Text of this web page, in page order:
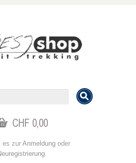
CHF 0,00
es zur Anmeldungoder
.